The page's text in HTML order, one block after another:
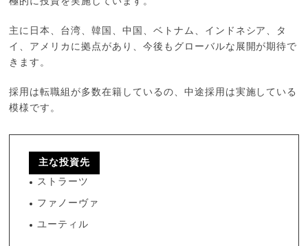
主に日本、台湾、韓国、中国、ベトナム、インドネシア、タ
イ、アメリカに拠点があり、今後もグローバルな展開が期待で
きます。
採用は転職組が多数在籍しているの、中途採用は実施している
模様です。
主な投資先
ストラーツ
ファノーヴァ
ユーティル